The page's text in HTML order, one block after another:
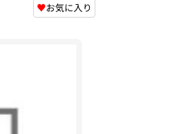
♥お気に入り